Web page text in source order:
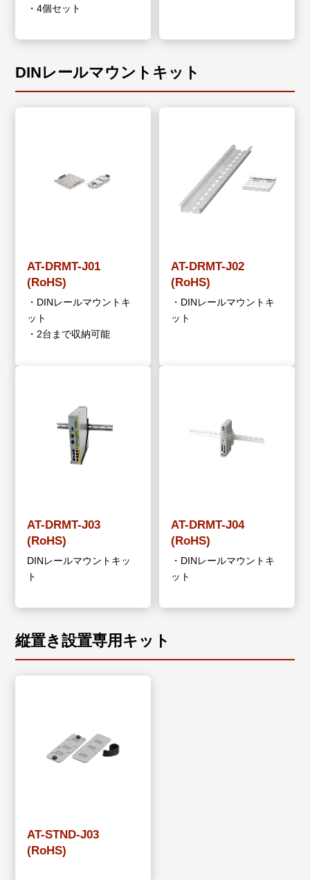
・4個セット
DINレールマウントキット
AT-DRMT-J01
(RoHS)
・DINレールマウントキ
ット
・2台まで収納可能
AT-DRMT-J02
(RoHS)
・DINレールマウントキ
ット
AT-DRMT-J03
(RoHS)
DINレールマウントキッ
ト
AT-DRMT-J04
(RoHS)
・DINレールマウントキ
ット
縦置き設置専用キット
AT-STND-J03
(RoHS)